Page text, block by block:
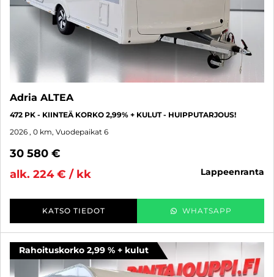
Adria ALTEA
472 PK - KIINTEÄ KORKO 2,99% + KULUT - HUIPPUTARJOUS!
2026 , 0 km, Vuodepaikat 6
30 580 €
alk. 224 € / kk
lappeenranta
KATSO TIEDOT WHATSAPP
Rahoituskorko 2,99 % + kulut